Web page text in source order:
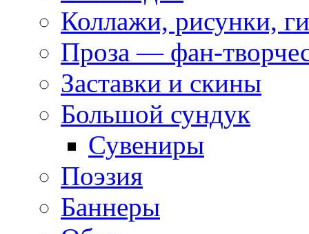
Коллажи, рисунки,
Проза — фан-
Заставки и скины
Большой сундук
Сувениры
Поэзия
Баннеры